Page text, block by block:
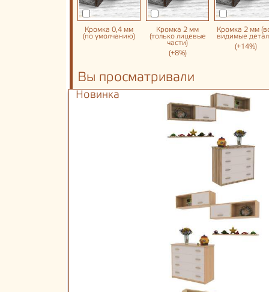
Кромка 0,4 мм
(по умолчанию)
Кромка 2 мм
(только лицевые
части)
(+8%)
Кромка 2 мм
видимые
(+14%)
Вы просматривали
Новинка